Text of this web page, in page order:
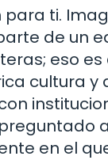
ti.
de un
eso
cultura y
en el